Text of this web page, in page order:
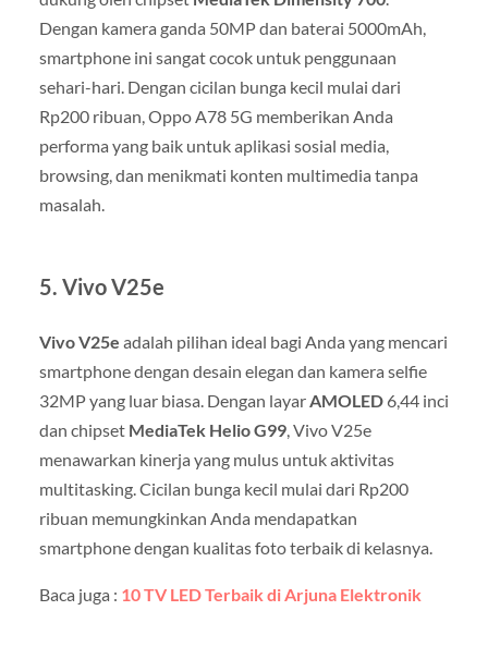
Dengan kamera ganda 50MP dan baterai 5000mAh,
smartphone ini sangat cocok untuk penggunaan
sehari-hari. Dengan cicilan bunga kecil mulai dari
Rp200 ribuan, Oppo A78 5G memberikan Anda
performa yang baik untuk aplikasi sosial media,
browsing, dan menikmati konten multimedia tanpa
masalah.
5. Vivo V25e
Vivo V25e adalah pilihan ideal bagi Anda yang mencari
smartphone dengan desain elegan dan kamera selfie
32MP yang luar biasa. Dengan layar AMOLED6,44 inci
dan chipset MediaTek Helio G99, Vivo V25e
menawarkan kinerja yang mulus untuk aktivitas
multitasking. Cicilan bunga kecil mulai dari Rp200
ribuan memungkinkan Anda mendapatkan
smartphone dengan kualitas foto terbaik di kelasnya.
Baca juga : 10 TV LED Terbaik di Arjuna Elektronik